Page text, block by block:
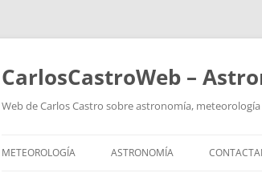
Saltar
contenido
CarlosCastroWeb –
Web de Carlos Castro sobre astronomía,
METEOROLOGÍA ASTRONOMÍA